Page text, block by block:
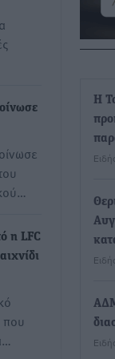
η LFC
που
Η